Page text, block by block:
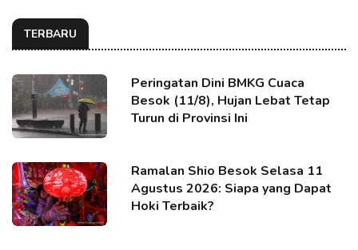
TERBARU
Peringatan Dini BMKG Cuaca
Besok (11/8), Hujan Lebat Tetap
Turun di Provinsi Ini
Ramalan Shio Besok Selasa 11
Agustus 2026: Siapa yang Dapat
Hoki Terbaik?